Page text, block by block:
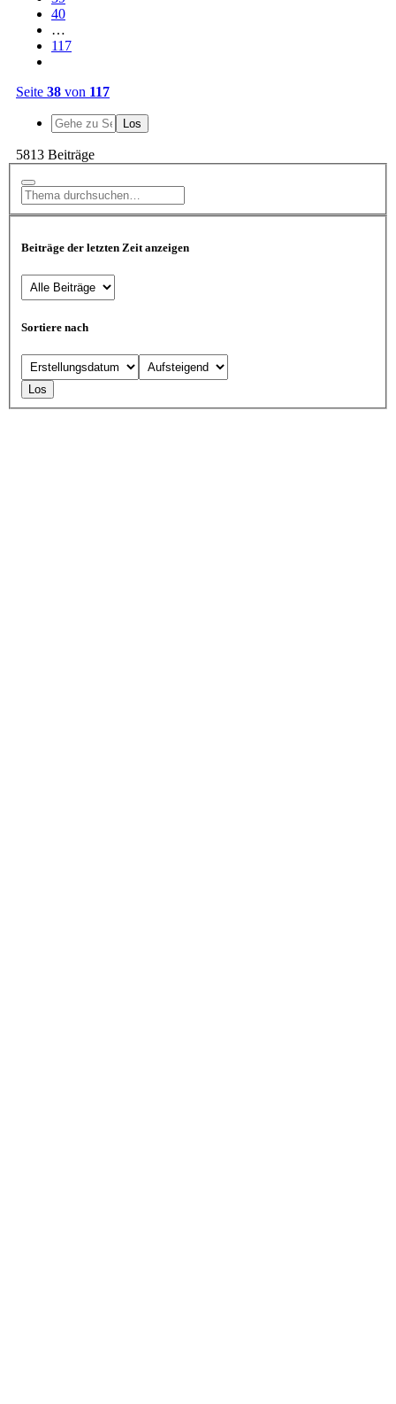
40
…
117
Seite 38 von 117
5813 Beiträge
Beiträge der letzten Zeit anzeigen
Sortiere nach